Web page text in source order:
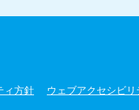
ィ方針 ウェブアクセシビ